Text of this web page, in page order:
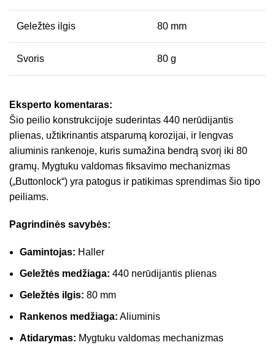
Geležtės ilgis 80 mm
Svoris 80 g
Eksperto komentaras:
Šio peilio konstrukcijoje suderintas 440 nerūdijantis
plienas, užtikrinantis atsparumą korozijai, ir lengvas
aliuminis rankenoje, kuris sumažina bendrą svorį iki 80
gramų. Mygtuku valdomas fiksavimo mechanizmas
(„Buttonlock“) yra patogus ir patikimas sprendimas šio tipo
peiliams.
Pagrindinės savybės:
Gamintojas: Haller
Geležtės medžiaga: 440 nerūdijantis plienas
Geležtės ilgis: 80 mm
Rankenos medžiaga: Aliuminis
Atidarymas: Mygtuku valdomas mechanizmas